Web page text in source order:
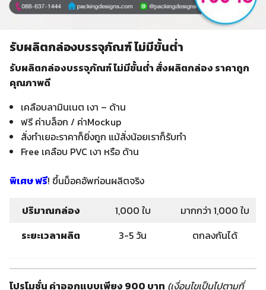
รับผลิตกล่องบรรจุภัณฑ์ ไม่มีขั้นต่ำ
รับผลิตกล่องบรรจุภัณฑ์ ไม่มีขั้นต่ำ สั่งผลิตกล่อง ราคาถูก
คุณภาพดี
เคลือบลามินเนต เงา – ด้าน
ฟรี ค่าบล็อก / ค่าMockup
สั่งทำเยอะราคาก็ยิ่งถูก แม้สั่งน้อยเราก็รับทำ
Free เคลือบ PVC เงา หรือ ด้าน
พิเศษ ฟรี! ขึ้นม็อคอัพก่อนผลิตจริง
ปริมาณกล่อง 1,000 ใบ
มากกว่า 1,000 ใบ
ระยะเวลาผลิต
3-5 วัน ตกลงกันได้
โปรโมชั่น ค่าออกแบบเพียง 900 บาท (เงื่อนไขเป็นไปตามที่